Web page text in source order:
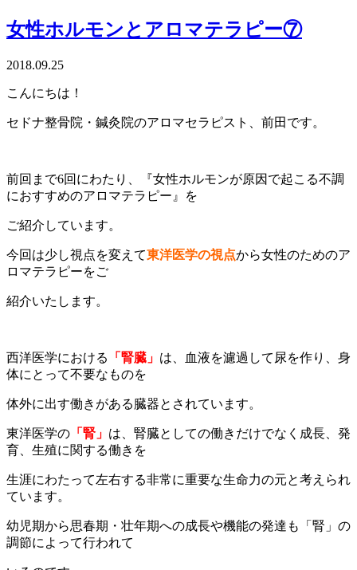
女性ホルモンとアロマテラピー⑦
2018.09.25
こんにちは！
セドナ整骨院・鍼灸院のアロマセラピスト、前田です。
前回まで6回にわたり、『女性ホルモンが原因で起こる不調
におすすめのアロマテラピー』を
ご紹介しています。
今回は少し視点を変えて東洋医学の視点から女性のためのア
ロマテラピーをご
紹介いたします。
西洋医学における 「腎臓」 は、血液を濾過して尿を作り、身
体にとって不要なものを
体外に出す働きがある臓器とされています。
東洋医学の 「腎」 は、腎臓としての働きだけでなく成長、発
育、生殖に関する働きを
生涯にわたって左右する非常に重要な生命力の元と考えられ
ています。
幼児期から思春期・壮年期への成長や機能の発達も「腎」の
調節によって行われて